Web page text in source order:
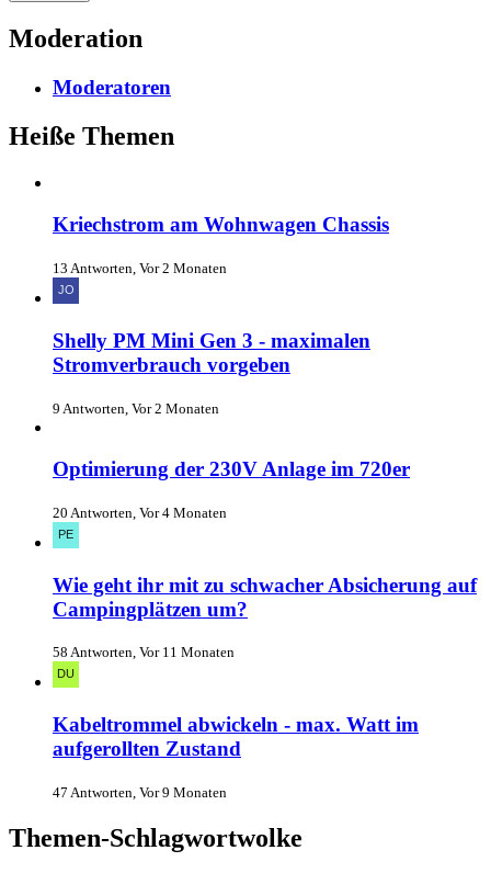
Moderation
Moderatoren
Heiße Themen
Kriechstrom am Wohnwagen Chassis
13 Antworten, Vor 2 Monaten
Shelly PM Mini Gen 3 - maximalen
Stromverbrauch vorgeben
9 Antworten, Vor 2 Monaten
Optimierung der 230V Anlage im 720er
20 Antworten, Vor 4 Monaten
Wie geht ihr mit zu schwacher Absicherung auf
Campingplätzen um?
58 Antworten, Vor 11 Monaten
Kabeltrommel abwickeln - max. Watt im
aufgerollten Zustand
47 Antworten, Vor 9 Monaten
Themen-Schlagwortwolke